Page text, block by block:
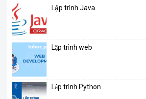
Lập trình Java
Lập trình web
Lập trình Python